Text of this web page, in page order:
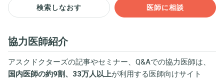
検索しなおす 医師に相談
協力医師紹介
アスクドクターズの記事やセミナー、Q&Aでの協力医師は、
国内医師の約9割、33万人以上が利用する医師向けサイト